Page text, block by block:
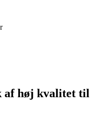
af høj kvalitet til